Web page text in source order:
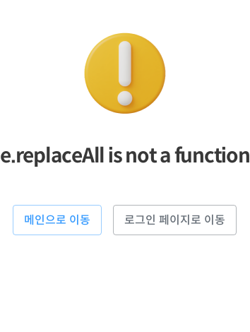
e.replaceAll is not a function
메인으로 이동 로그인 페이지로 이동